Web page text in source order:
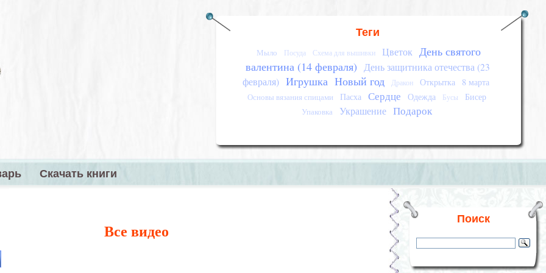
Теги
Мыло Посуда Схема для вышивки Цветок День святого
валентина (14 февраля)
День защитника отечества (23
февраля) Игрушка Новый год Дракон Открытка 8 марта
Основы вязания спицами Пасха Сердце Одежда Бусы Бисер
Упаковка Украшение Подарок
Скачать книги
Все видео
Поиск